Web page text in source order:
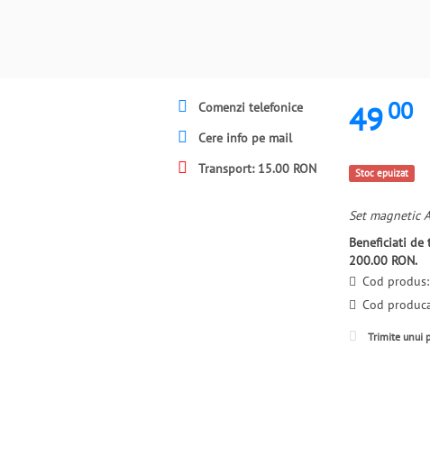
Comenzi telefonice
Cere info pe mail
Transport: 15.00 RON
4900
Stoc epuizat
Set magnetic
Beneficiati de
200.00 RON.
Cod produs:
Cod
Trimite unui